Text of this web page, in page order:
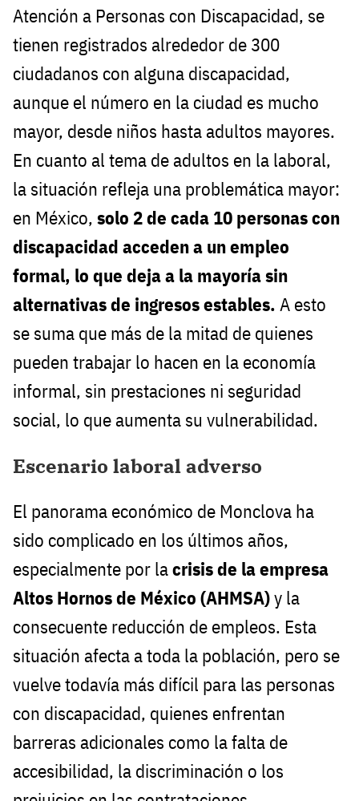
Atención a Personas con Discapacidad, se
tienen registrados alrededor de 300
ciudadanos con alguna discapacidad,
aunque el número en la ciudad es mucho
mayor, desde niños hasta adultos mayores.
En cuanto al tema de adultos en la laboral,
la situación refleja una problemática mayor:
en México, solo 2 de cada 10 personas con
discapacidad acceden a un empleo
formal, lo que deja a la mayoría sin
alternativas de ingresos estables. A esto
se suma que más de la mitad de quienes
pueden trabajar lo hacen en la economía
informal, sin prestaciones ni seguridad
social, lo que aumenta su vulnerabilidad.
Escenario laboral adverso
El panorama económico de Monclova ha
sido complicado en los últimos años,
especialmente por lacrisis de la empresa
Altos Hornos de México (AHMSA)y la
consecuente reducción de empleos. Esta
situación afecta a toda la población, pero se
vuelve todavía más difícil para las personas
con discapacidad, quienes enfrentan
barreras adicionales como la falta de
accesibilidad, la discriminación o los